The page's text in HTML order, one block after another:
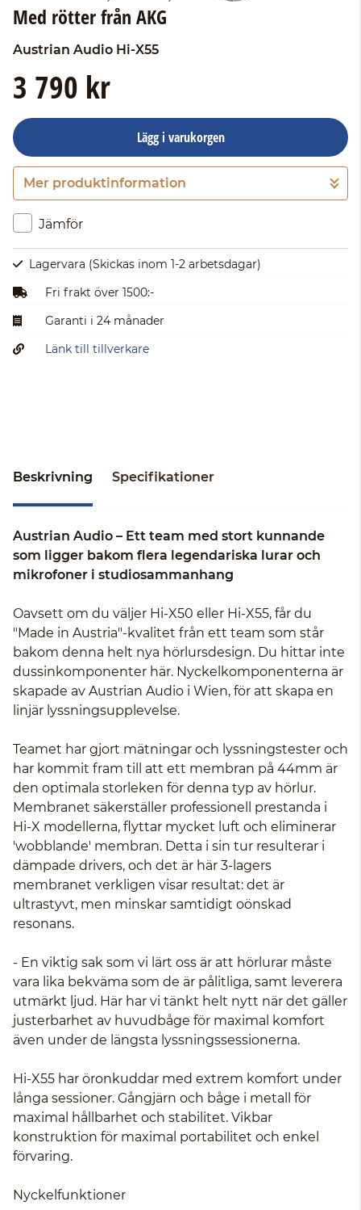
Med rötter från AKG
Austrian Audio Hi-X55
3 790 kr
Lägg i varukorgen
Gå till kassan
Mer produktinformation
Jämför
Lagervara (Skickas inom 1-2 arbetsdagar)
Fri frakt över 1500:-
Garanti i 24 månader
Länk till tillverkare
Beskrivning Specifikationer
Austrian Audio – Ett team med stort kunnande
som ligger bakom flera legendariska lurar och
mikrofoner i studiosammanhang
Oavsett om du väljer Hi-X50 eller Hi-X55, får du
"Made in Austria"-kvalitet från ett team som står
bakom denna helt nya hörlursdesign. Du hittar inte
dussinkomponenter här. Nyckelkomponenterna är
skapade av Austrian Audio i Wien, för att skapa en
linjär lyssningsupplevelse.
Teamet har gjort mätningar och lyssningstester och
har kommit fram till att ett membran på 44mm är
den optimala storleken för denna typ av hörlur.
Membranet säkerställer professionell prestanda i
Hi-X modellerna, flyttar mycket luft och eliminerar
'wobblande' membran. Detta i sin tur resulterar i
dämpade drivers, och det är här 3-lagers
membranet verkligen visar resultat: det är
ultrastyvt, men minskar samtidigt oönskad
resonans.
- En viktig sak som vi lärt oss är att hörlurar måste
vara lika bekväma som de är pålitliga, samt leverera
utmärkt ljud. Här har vi tänkt helt nytt när det gäller
justerbarhet av huvudbåge för maximal komfort
även under de längsta lyssningssessionerna.
Hi-X55 har öronkuddar med extrem komfort under
långa sessioner. Gångjärn och båge i metall för
maximal hållbarhet och stabilitet. Vikbar
konstruktion för maximal portabilitet och enkel
förvaring.
Nyckelfunktioner